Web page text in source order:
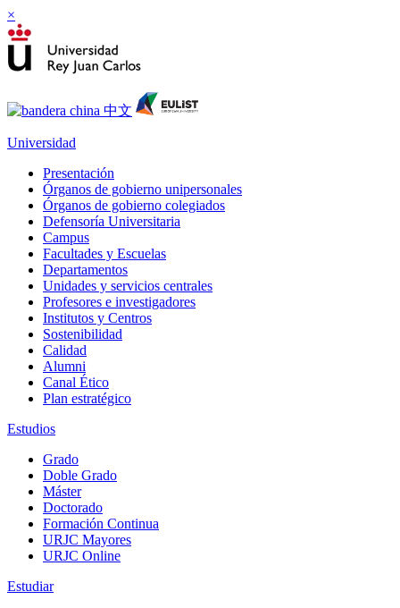
×
Universidad
Presentación
Órganos de gobierno unipersonales
Órganos de gobierno colegiados
Defensoría Universitaria
Campus
Facultades y Escuelas
Departamentos
Unidades y servicios centrales
Profesores e investigadores
Institutos y Centros
Sostenibilidad
Calidad
Alumni
Canal Ético
Plan estratégico
Estudios
Grado
Doble Grado
Máster
Doctorado
Formación Continua
URJC Mayores
URJC Online
Estudiar